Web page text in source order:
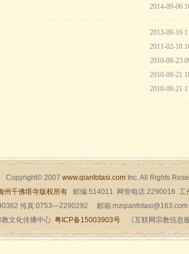
2014-09-06
2013-09-16
2011-02-18
2010-09-23
2010-09-21
2010-09-21
Copyright© 2007 www.qianfotasi.comInc. All Rights
州千佛塔寺版权所有邮编:514011 网管电话:2290016 工
传真:0753—2290292 邮箱
文化传播中心 粤ICP备15003903号 《互联网宗教信息